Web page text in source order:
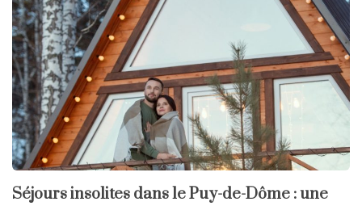
Séjours insolites dans le Puy-de-Dôme : une